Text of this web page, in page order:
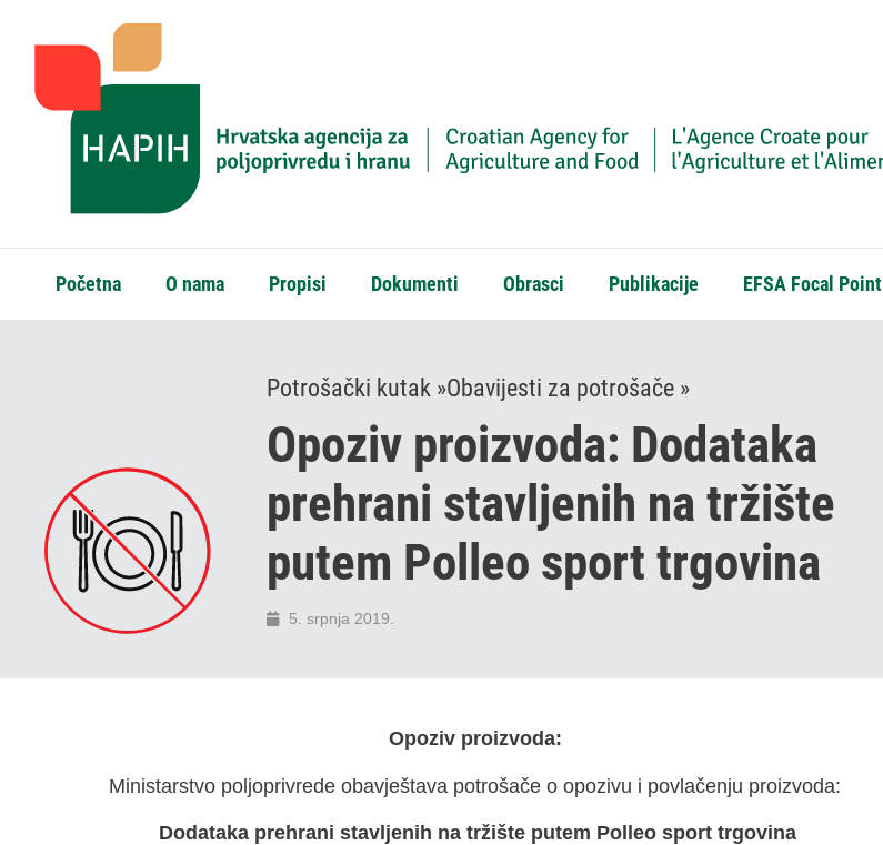
Početna O nama Propisi Dokumenti Obrasci Publikacije EFSA Focal Point
Potrošački kutak »Obavijesti za potrošače »
Opoziv proizvoda: Dodataka
prehrani stavljenih na tržište
putem Polleo sport trgovina
5. srpnja 2019.
Opoziv proizvoda:
Ministarstvo poljoprivrede obavještava potrošače o opozivu i povlačenju proizvoda:
Dodataka prehrani stavljenih na tržište putem Polleo sport trgovina